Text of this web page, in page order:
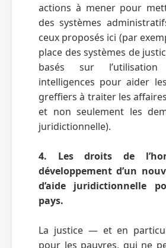
actions à mener pour
des systèmes
ceux proposés ici (par
place des systèmes de
basés sur
intelligences pour aider
greffiers à traiter les
et non seulement les
juridictionnelle).
4. Les droits de
développement d’un
d’aide juridictionnelle
pays.
La justice — et en
pour les pauvres, qui ne